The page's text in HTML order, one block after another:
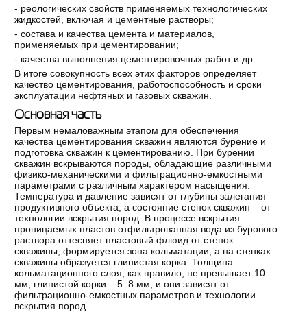
- реологических свойств применяемых технологических
жидкостей, включая и цементные растворы;
- состава и качества цемента и материалов,
применяемых при цементировании;
- качества выполнения цементировочных работ и др.
В итоге совокупность всех этих факторов определяет
качество цементирования, работоспособность и сроки
эксплуатации нефтяных и газовых скважин.
Основная часть
Первым немаловажным этапом для обеспечения
качества цементирования скважин являются бурение и
подготовка скважин к цементированию. При бурении
скважин вскрываются породы, обладающие различными
физико-механическими и фильтрационно-емкостными
параметрами с различным характером насыщения.
Температура и давление зависят от глубины залегания
продуктивного объекта, а состояние стенок скважин – от
технологии вскрытия пород. В процессе вскрытия
проницаемых пластов отфильтрованная вода из бурового
раствора оттесняет пластовый флюид от стенок
скважины, формируется зона кольматации, а на стенках
скважины образуется глинистая корка. Толщина
кольматационного слоя, как правило, не превышает 10
мм, глинистой корки – 5–8 мм, и они зависят от
фильтрационно-емкостных параметров и технологии
вскрытия пород.